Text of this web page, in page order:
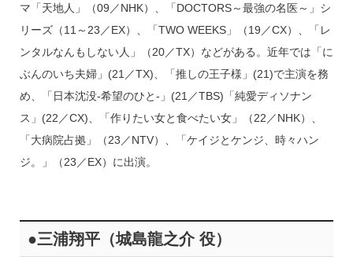
マ「天地人」（09／NHK）、「DOCTORS～最強の名医～」シ
リーズ（11～23／EX）、「TWO WEEKS」（19／CX）、「レ
ンタルなんもしない人」（20／TX）などがある。近年では「に
ぶんのいち夫婦」(21／TX)、「推しの王子様」(21)で主演を務
め、「日本沈没-希望のひと-」(21／TBS)「純愛ディソナン
ス」(22／CX)、「作りたい女と食べたい女」（22／NHK）、
「大病院占拠」（23／NTV）、「ケイジとケンジ、時々ハン
ジ。」（23／EX）に出演。
●三浦翔平（城島龍之介 役）